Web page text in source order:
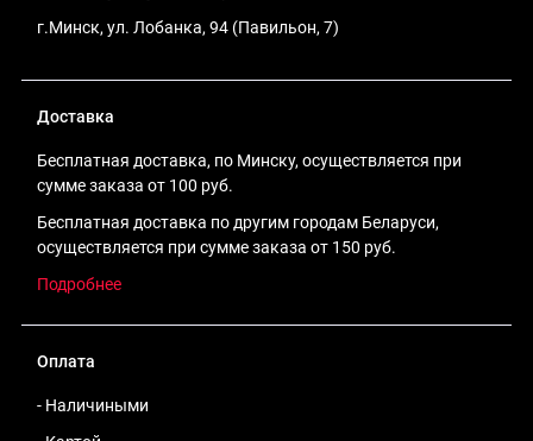
Доставка
Бесплатная доставка, по Минску, осуществляется при
сумме заказа от 100 руб.
Бесплатная доставка по другим городам Беларуси,
осуществляется при сумме заказа от 150 руб.
Подробнее
Оплата
- Наличиными
г.Минск, ул. Лобанка, 94 (Павильон, 7)